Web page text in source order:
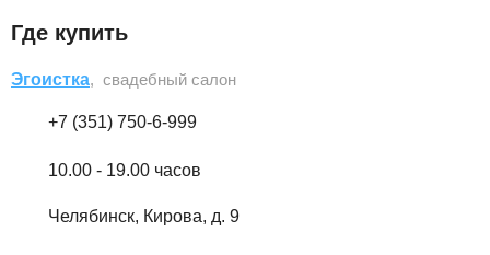
Где купить
Эгоистка, свадебный салон
+7 (351) 750-6-999
10.00 - 19.00 часов
Челябинск, Кирова, д. 9